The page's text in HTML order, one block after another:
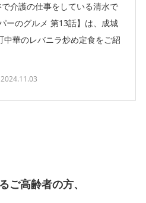
介護の仕事をしている清水で
ーのグルメ 第13話】は、成城
華のレバニラ炒め定食をご紹
2024.11.03
ご高齢者の方、